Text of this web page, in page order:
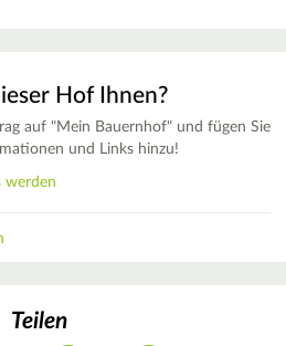
Hof Ihnen?
auf "Mein Bauernhof" und fügen Sie
und Links hinzu!
werden
Teilen